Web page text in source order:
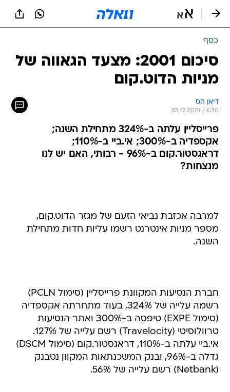
כסף
סיכום 2001: מצעד הגאווה של
מניות הדוט.קום
דיאן הס
20.12.2001 / 6:20
פרייסליין עלתה ב-324% מתחילת השנה;
אקספדיה ב-300%; אי.ביי ב-110%;
דראגסטור.קום ב-96% - רבותי, האם יש לנו
מנצחות?
למרבה אכזבת נביאי הזעם של מגזר הדוט.קום,
מספר מניות אינטרנט רשמו עליות חדות מתחילת
השנה.
חברת הנסיעות המקוונת פרייסליין (סימול PCLN)
רשמה עלייה של 324%, בעוד מתחרתה אקספדיה
(סימול EXPE) טיפסה ב-300% ואתר הנסיעות
טרוולוסיטי (Travelocity) רשם עלייה של 127%.
אי.ביי עלתה ב-110%, דראגסטור.קום (סימול DSCM)
גדלה ב-96%, ובנק המשכנתאות המקוון נטבנק
(Netbank) רשם עלייה של 56%.